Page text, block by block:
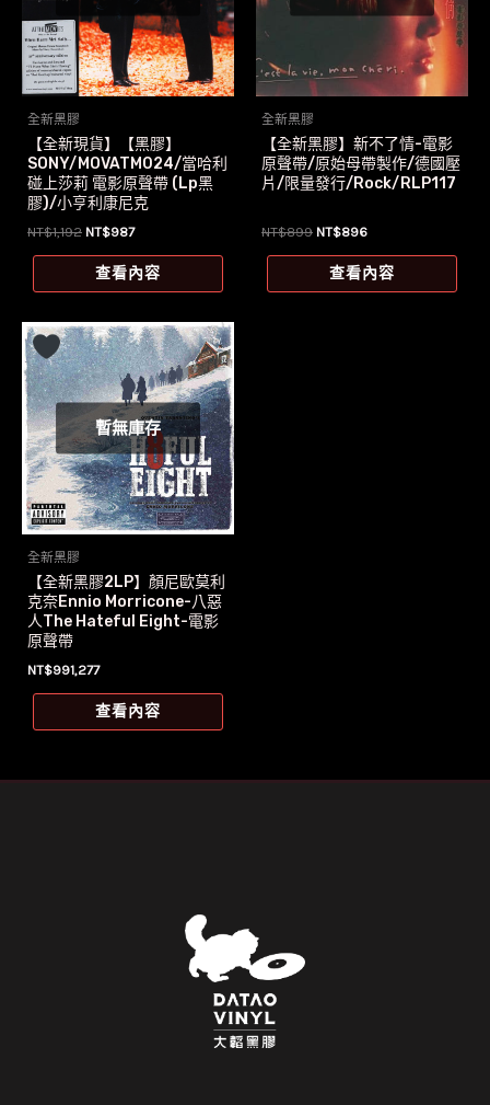
全新黑膠
【全新現貨】【黑膠】
SONY/MOVATM024/當哈利
碰上莎莉 電影原聲帶 (Lp黑
膠)/小亨利康尼克
NT$1,192 原
價
格：
NT$987目
價
格：
查看內容
全新黑膠
【全新黑膠】新不了情-電影
原聲帶/原始母帶製作/德國壓
片/限量發行/Rock/RLP117
NT$899 原
格：
NT$896目
價
格：
查看內容
暫無庫存
全新黑膠
【全新黑膠2LP】顏尼歐莫利
克奈Ennio Morricone-八惡
人The Hateful Eight-電影
原聲帶
NT$991,277
查看內容